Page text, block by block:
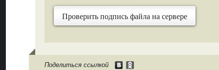
Проверить подпись файла на сервере
Поделиться ссылкой